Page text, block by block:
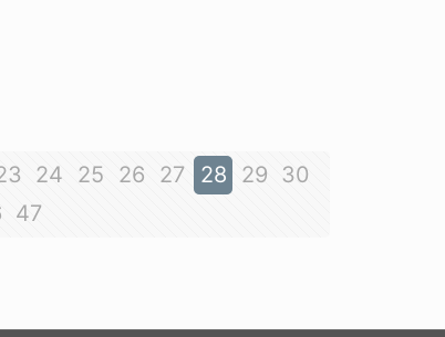
24 25 26 27 28 29
30
47